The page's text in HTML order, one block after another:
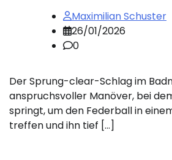
Maximilian Schuster
26/01/2026
0
Der Sprung-clear-Schlag im
anspruchsvoller Manöver, bei
springt, um den Federball in
treffen und ihn tief […]